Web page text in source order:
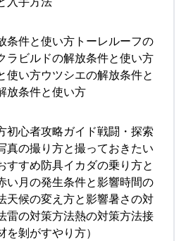
条件と使い方トーレルーフの
ラビルドの解放条件と使い方
使い方ウツシエの解放条件と
放条件と使い方
初心者攻略ガイド戦闘・探索
真の撮り方と撮っておきたい
すすめ防具イカダの乗り方と
い月の発生条件と影響時間の
天候の変え方と影響暑さの対
雷の対策方法熱の対策方法接
剝がすやり方）